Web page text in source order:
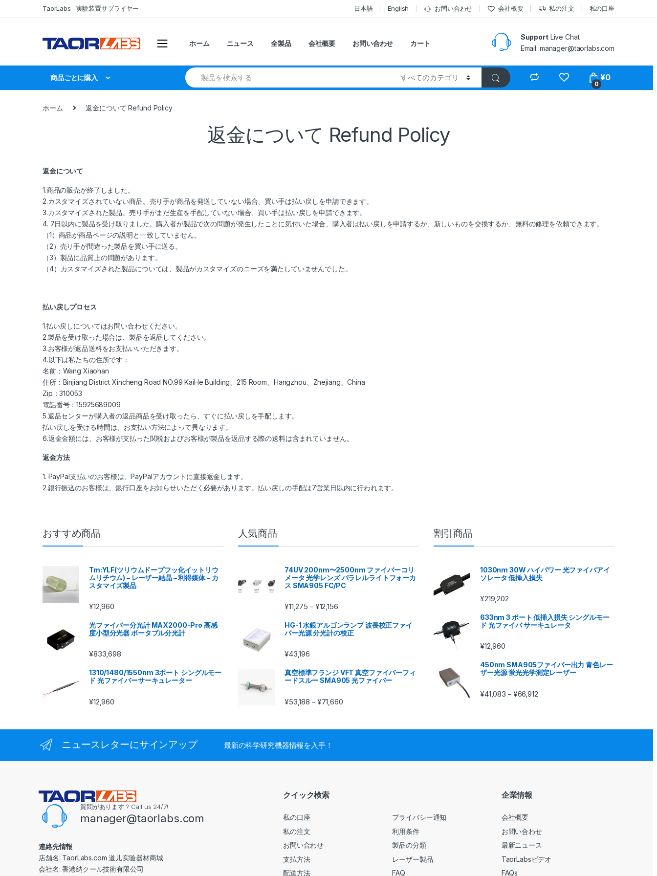
to
to
TaorLabs –実験装置サプライヤー 日本語 English お問い合わせ 会社概要 私の注文 私の口座
ホーム ニュース 全製品 会社概要 お問い合わせ カート
SupportLive Chat
Email: manager@taorlabs.com
商品ごとに購入
Search
for:
0
¥0
ホーム 返金について Refund Policy
返金について Refund Policy
返金について
1.商品の販売が終了しました。
2.カスタマイズされていない商品。売り手が商品を発送していない場合、買い手は払い戻しを申請できます。
3.カスタマイズされた製品。売り手がまだ生産を手配していない場合、買い手は払い戻しを申請できます。
4. 7日以内に製品を受け取りました。購入者が製品で次の問題が発生したことに気付いた場合、購入者は払い戻しを申請するか、新しいものを交換するか、無料の修理を依頼できます。
（1）商品が商品ページの説明と一致していません。
（2）売り手が間違った製品を買い手に送る。
（3）製品に品質上の問題があります。
（4）カスタマイズされた製品については、製品がカスタマイズのニーズを満たしていませんでした。
払い戻しプロセス
1.払い戻しについてはお問い合わせください。
2.製品を受け取った場合は、製品を返品してください。
3.お客様が返品送料をお支払いいただきます。
4.以下は私たちの住所です：
名前：Wang Xiaohan
住所：Binjiang District Xincheng Road NO.99 KaiHe Building、215 Room、Hangzhou、Zhejiang、China
Zip：310053
電話番号：15925689009
5.返品センターが購入者の返品商品を受け取ったら、すぐに払い戻しを手配します。
払い戻しを受ける時間は、お支払い方法によって異なります。
6.返金金額には、お客様が支払った関税およびお客様が製品を返品する際の送料は含まれていません。
返金方法
1. PayPal支払いのお客様は、PayPalアカウントに直接返金します。
2.銀行振込のお客様は、銀行口座をお知らせいただく必要があります。払い戻しの手配は7営業日以内に行われます。
おすすめ商品
Tm:YLF(ツリウムドープフッ化イットリウ
ムリチウム) – レーザー結晶 – 利得媒体 – カ
スタマイズ製品
¥12,960
光ファイバー分光計 MAX2000-Pro 高感
度小型分光器 ポータブル分光計
¥833,698
1310/1480/1550nm 3ポート シングルモー
ド 光ファイバーサーキュレーター
¥12,960
人気商品
74UV 200nm〜2500nm ファイバーコリ
メータ 光学レンズ パラレルライトフォーカ
ス SMA905 FC/PC
¥11,275 – ¥12,156
HG-1 水銀アルゴンランプ 波長校正ファイ
バー光源 分光計の校正
¥43,196
真空標準フランジ VFT 真空ファイバーフィ
ードスルー SMA905 光ファイバー
¥53,188 – ¥71,660
割引商品
1030nm 30W ハイパワー 光ファイバアイ
ソレータ 低挿入損失
¥219,202
633nm 3 ポート 低挿入損失 シングルモー
ド 光ファイバ サーキュレータ
¥12,960
450nm SMA905ファイバー出力 青色レー
ザー光源 蛍光光学測定レーザー
¥41,083 – ¥66,912
ニュースレターにサインアップ 最新の科学研究機器情報を入手！
質問があります ? Call us 24/7!
manager@taorlabs.com
連絡先情報
店舗名: TaorLabs.com 道儿实验器材商城
会社名: 香港納クール技術有限公司
クイック検索
私の口座
私の注文
お問い合わせ
支払方法
配送方法
プライバシー通知
利用条件
製品の分類
レーザー製品
FAQ
企業情報
会社概要
お問い合わせ
最新ニュース
TaorLabsビデオ
FAQs